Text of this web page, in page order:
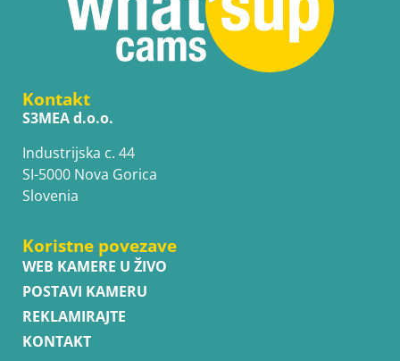
Kontakt
S3MEA d.o.o.
Industrijska c. 44
SI-5000 Nova Gorica
Slovenia
Koristne povezave
WEB KAMERE U ŽIVO
POSTAVI KAMERU
REKLAMIRAJTE
KONTAKT